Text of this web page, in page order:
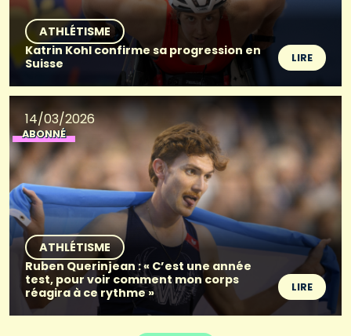
ATHLÉTISME
Katrin Kohl confirme sa progression en
Suisse
LIRE
14/03/2026
ABONNÉ
ATHLÉTISME
Ruben Querinjean : « C’est une année
test, pour voir comment mon corps
réagira à ce rythme »
LIRE